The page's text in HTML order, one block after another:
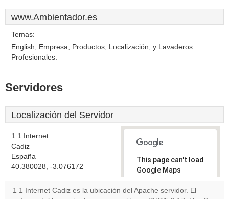
www.Ambientador.es
Temas:
English, Empresa, Productos, Localización, y Lavaderos
Profesionales.
Servidores
Localización del Servidor
1 1 Internet
Cadiz
España
40.380028, -3.076172
This page can't load
Google Maps
correctly.
1 1 Internet Cadiz es la ubicación del Apache servidor. El